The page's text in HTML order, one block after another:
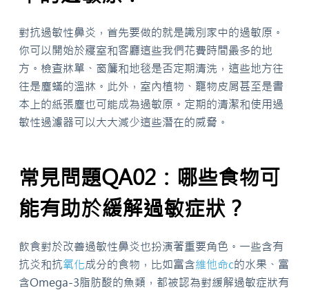
對抗過敏性鼻炎，首先要做的就是識別家中的過敏原。
你可以開始於寢室和客廳這些我們花費時間最多的地
方。檢查牀單、窗簾和地毯是否定期清洗，這些地方往
往是塵蟎的溫牀。此外，室內植物、寵物皮屑甚至是書
本上的紙張塵也可能成為過敏原。定期的清潔和使用過
敏性過濾器可以大大減少這些潛在的威脅。
常見問題QA02：哪些食物可
能有助於緩解過敏症狀？
飲食對於改善過敏性鼻炎也扮演著重要角色。一些含有
抗炎和抗氧化成分的食物，比如富含維他命c的水果、富
含Omega-3脂肪酸的魚類，都被認為對緩解過敏症狀有